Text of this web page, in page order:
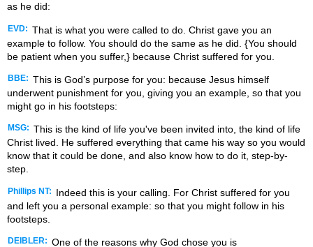
as he did:
EVD: That is what you were called to do. Christ gave you an
example to follow. You should do the same as he did. {You should
be patient when you suffer,} because Christ suffered for you.
BBE: This is God’s purpose for you: because Jesus himself
underwent punishment for you, giving you an example, so that you
might go in his footsteps:
MSG: This is the kind of life you've been invited into, the kind of life
Christ lived. He suffered everything that came his way so you would
know that it could be done, and also know how to do it, step-by-
step.
Phillips NT:
Indeed this is your calling. For Christ suffered for you
and left you a personal example: so that you might follow in his
footsteps.
DEIBLER: One of the reasons why God chose you is